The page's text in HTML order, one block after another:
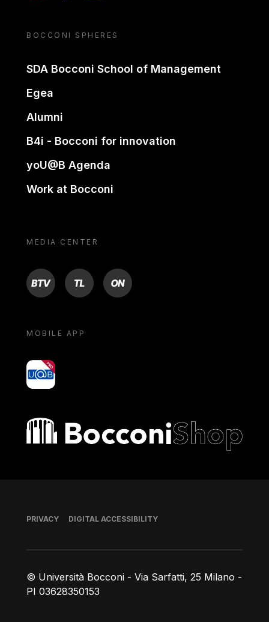
BOCCONI SPHERES
SDA Bocconi School of Management
Egea
Alumni
B4i - Bocconi for innovation
yoU@B Agenda
Work at Bocconi
MEDIA CENTER
BTV TL ON
MOBILE APP
yoU@B
Bocconi shop
© Università Bocconi - Via Sarfatti, 25 Milano -
PI 03628350153
Footer
PRIVACY DIGITAL ACCESSIBILITY